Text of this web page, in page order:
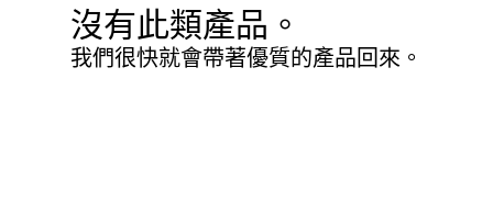
沒有此類產品。
我們很快就會帶著優質的產品回來。